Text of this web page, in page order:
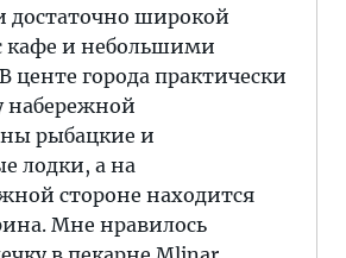
достаточно широкой
кафе и небольшими
центе города практически
набережной
рыбацкие и
лодки, а на
стороне находится
Мне нравилось